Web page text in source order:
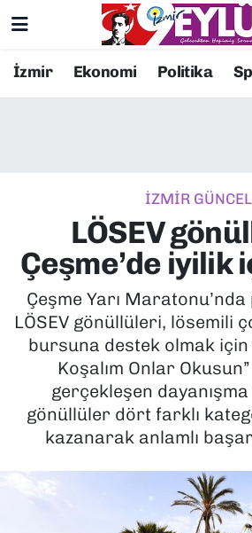
İzmir Ekonomi Politika
İZMİR GÜNCEL
LÖSEV
Çeşme’de iyilik
Çeşme Yarı
LÖSEV gönüllüleri, lösemili
bursuna destek olmak için
Koşalım Onlar
gerçekleşen
gönüllüler dört farklı
kazanarak anlamlı
Resmi İlanlar
EKONOMİ
KÜLTÜR SANAT
MAGAZİN
POLİTİKA
SAĞLIK
SPOR
Konak Nöbetçi Eczaneler
Süper Lig Puan Durumu ve
Tüm Manşetler
Son Dakika Haberleri
Haber Arşivi